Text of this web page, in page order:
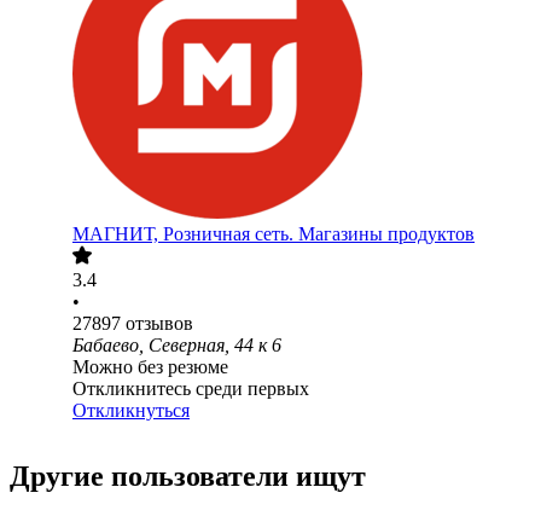
МАГНИТ, Розничная сеть. Магазины продуктов
3.4
•
27897 отзывов
Бабаево, Северная, 44 к 6
Можно без резюме
Откликнитесь среди первых
Откликнуться
Другие пользователи ищут